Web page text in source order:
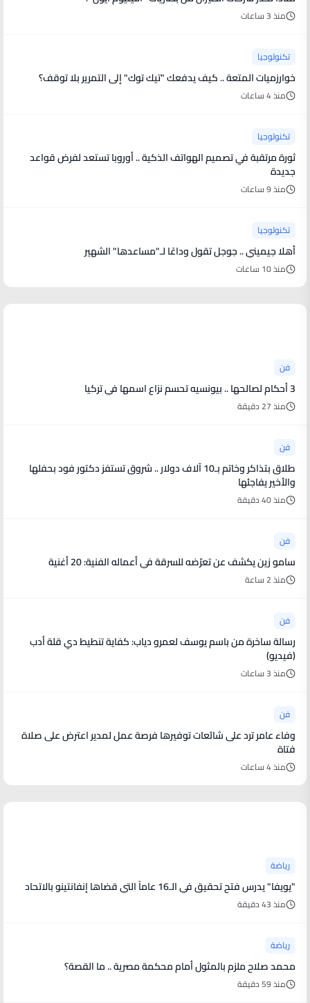
منذ 3 ساعات
تكنولوجيا
خوارزميات المتعة .. كيف يدفعك "تيك توك" إلى التمرير بلا توقف؟
منذ 4 ساعات
تكنولوجيا
ثورة مرتقبة في تصميم الهواتف الذكية .. أوروبا تستعد لفرض قواعد
جديدة
منذ 9 ساعات
تكنولوجيا
أهلا جيميني .. جوجل تقول وداعًا لـ"مساعدها" الشهير
منذ 10 ساعات
فن
3 أحكام لصالحها .. بيونسيه تحسم نزاع اسمها في تركيا
منذ 27 دقيقة
فن
طلاق بتذاكر وخاتم بـ10 آلاف دولار .. شروق تستفز دكتور فود بحفلها
والأخير يفاجئها
منذ 40 دقيقة
فن
سامو زين يكشف عن تعرّضه للسرقة في أعماله الفنية: 20 أغنية
منذ 2 ساعة
فن
رسالة ساخرة من باسم يوسف لعمرو دياب: كفاية تنطيط دي قلة أدب
(فيديو)
منذ 3 ساعات
فن
وفاء عامر ترد على شائعات توفيرها فرصة عمل لمدير اعترض على صلاة
فتاة
منذ 4 ساعات
رياضة
"يويفا" يدرس فتح تحقيق في الـ16 عاماً التي قضاها إنفانتينو بالاتحاد
منذ 43 دقيقة
رياضة
محمد صلاح ملزم بالمثول أمام محكمة مصرية .. ما القصة؟
منذ 59 دقيقة